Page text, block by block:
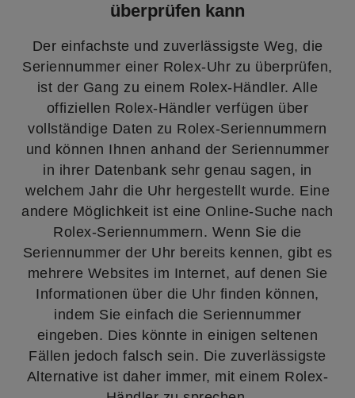
überprüfen kann
Der einfachste und zuverlässigste Weg, die
Seriennummer einer Rolex-Uhr zu überprüfen,
ist der Gang zu einem Rolex-Händler. Alle
offiziellen Rolex-Händler verfügen über
vollständige Daten zu Rolex-Seriennummern
und können Ihnen anhand der Seriennummer
in ihrer Datenbank sehr genau sagen, in
welchem Jahr die Uhr hergestellt wurde. Eine
andere Möglichkeit ist eine Online-Suche nach
Rolex-Seriennummern. Wenn Sie die
Seriennummer der Uhr bereits kennen, gibt es
mehrere Websites im Internet, auf denen Sie
Informationen über die Uhr finden können,
indem Sie einfach die Seriennummer
eingeben. Dies könnte in einigen seltenen
Fällen jedoch falsch sein. Die zuverlässigste
Alternative ist daher immer, mit einem Rolex-